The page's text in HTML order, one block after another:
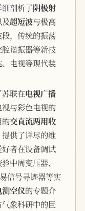
剖析了阴极射
超短波与极高
，传统的振荡
谐振器等新技
电视等现代装
联在电视广播
与彩色电视的
的交直流两用收
供了详尽的维
者在设备调试
中周变压器、
信号寻迹器等实
空仪的专题介
象科研中的巨